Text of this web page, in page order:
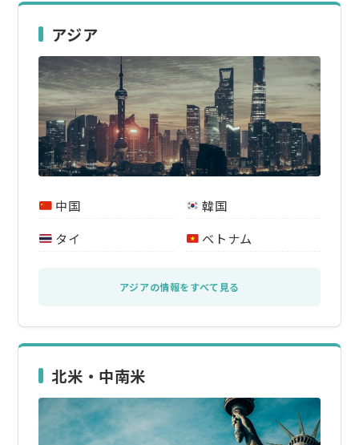
アジア
中国
韓国
タイ
ベトナム
アジアの情報をすべて見る
北米・中南米